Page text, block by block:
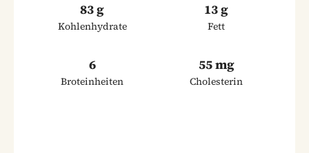
83 g
Kohlenhydrate
13 g
Fett
6
Broteinheiten
55 mg
Cholesterin